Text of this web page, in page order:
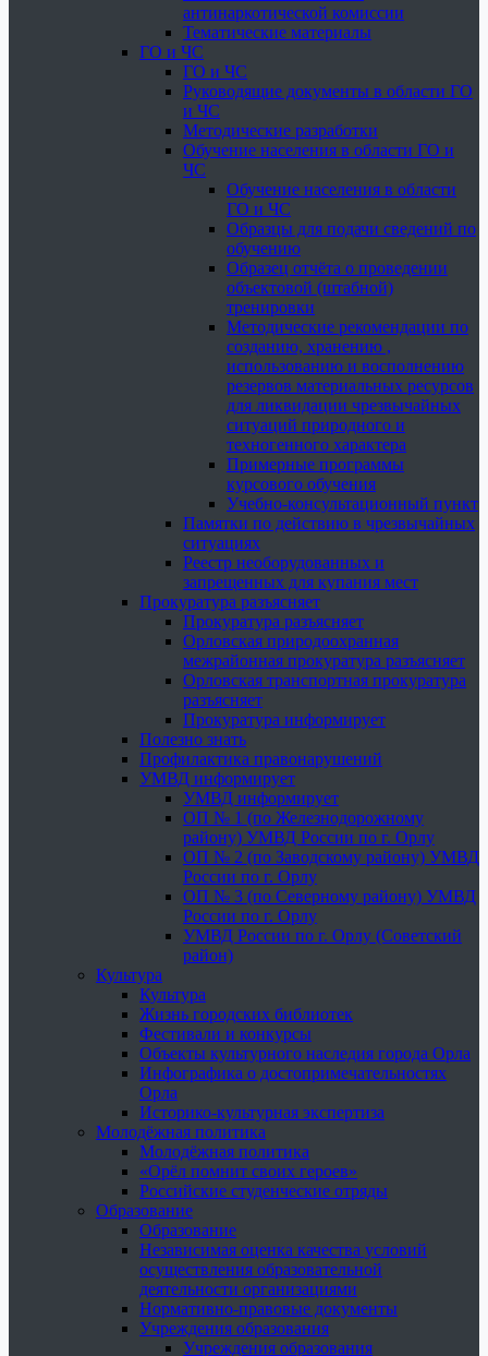
антинаркотической комиссии
Тематические материалы
ГО и ЧС
ГО и ЧС
Руководящие документы в области ГО
и ЧС
Методические разработки
Обучение населения в области ГО и
ЧС
Обучение населения в области
ГО и ЧС
Образцы для подачи сведений по
обучению
Образец отчёта о проведении
объектовой (штабной)
тренировки
Методические рекомендации по
созданию, хранению ,
использованию и восполнению
резервов материальных ресурсов
для ликвидации чрезвычайных
ситуаций природного и
техногенного характера
Примерные программы
курсового обучения
Учебно-консультационный пункт
Памятки по действию в чрезвычайных
ситуациях
Реестр необорудованных и
запрещенных для купания мест
Прокуратура разъясняет
Прокуратура разъясняет
Орловская природоохранная
межрайонная прокуратура разъясняет
Орловская транспортная прокуратура
разъясняет
Прокуратура информирует
Полезно знать
Профилактика правонарушений
УМВД информирует
УМВД информирует
ОП № 1 (по Железнодорожному
району) УМВД России по г. Орлу
ОП № 2 (по Заводскому району) УМВД
России по г. Орлу
ОП № 3 (по Северному району) УМВД
России по г. Орлу
УМВД России по г. Орлу (Советский
район)
Культура
Культура
Жизнь городских библиотек
Фестивали и конкурсы
Объекты культурного наследия города Орла
Инфографика о достопримечательностях
Орла
Историко-культурная экспертиза
Молодёжная политика
Молодёжная политика
«Орёл помнит своих героев»
Российские студенческие отряды
Образование
Образование
Независимая оценка качества условий
осуществления образовательной
деятельности организациями
Нормативно-правовые документы
Учреждения образования
Учреждения образования